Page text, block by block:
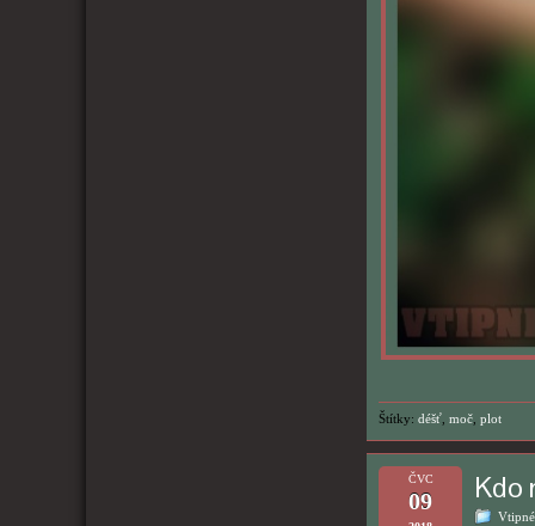
Štítky: déšť moč plot
ČVC
09 Kdo